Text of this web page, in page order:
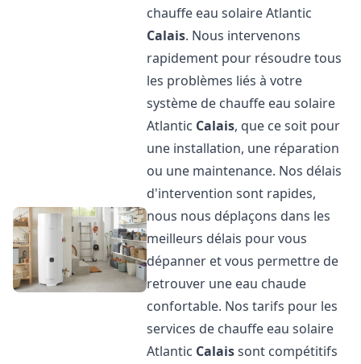
chauffe eau solaire Atlantic
Calais. Nous intervenons
rapidement pour résoudre tous
les problèmes liés à votre
système de chauffe eau solaire
Atlantic Calais, que ce soit pour
une installation, une réparation
ou une maintenance. Nos délais
d'intervention sont rapides,
nous nous déplaçons dans les
meilleurs délais pour vous
dépanner et vous permettre de
retrouver une eau chaude
confortable. Nos tarifs pour les
services de chauffe eau solaire
Atlantic Calaissont compétitifs